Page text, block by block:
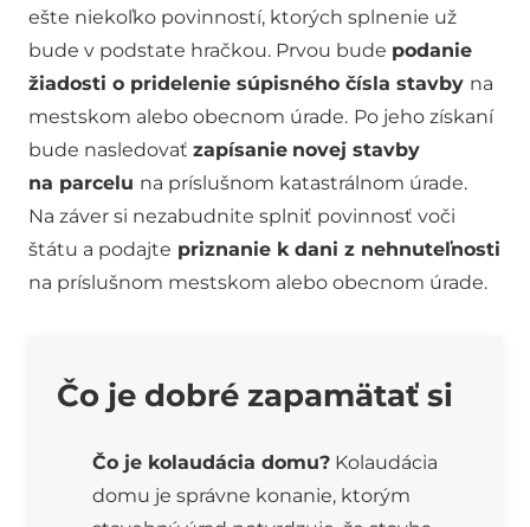
ešte niekoľko povinností, ktorých splnenie už
bude v podstate hračkou. Prvou bude podanie
žiadosti o pridelenie súpisného čísla stavby na
mestskom alebo obecnom úrade. Po jeho získaní
bude nasledovať zapísanie novej stavby
na parcelu na príslušnom katastrálnom úrade.
Na záver si nezabudnite splniť povinnosť voči
štátu a podajte priznanie k dani z nehnuteľnosti
na príslušnom mestskom alebo obecnom úrade.
Čo je dobré zapamätať si
Čo je kolaudácia domu? Kolaudácia
domu je správne konanie, ktorým